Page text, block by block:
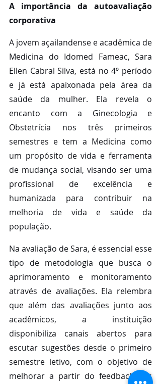
A importância da autoavaliação
corporativa
A jovem açailandense e acadêmica de
Medicina do Idomed Fameac, Sara
Ellen Cabral Silva, está no 4º período
e já está apaixonada pela área da
saúde da mulher. Ela revela o
encanto com a Ginecologia e
Obstetrícia nos três primeiros
semestres e tem a Medicina como
um propósito de vida e ferramenta
de mudança social, visando ser uma
profissional de excelência e
humanizada para contribuir na
melhoria de vida e saúde da
população.
Na avaliação de Sara, é essencial esse
tipo de metodologia que busca o
aprimoramento e monitoramento
através de avaliações. Ela relembra
que além das avaliações junto aos
acadêmicos, a instituição
disponibiliza canais abertos para
escutar sugestões desde o primeiro
semestre letivo, com o objetivo de
melhorar a partir do feedback dos